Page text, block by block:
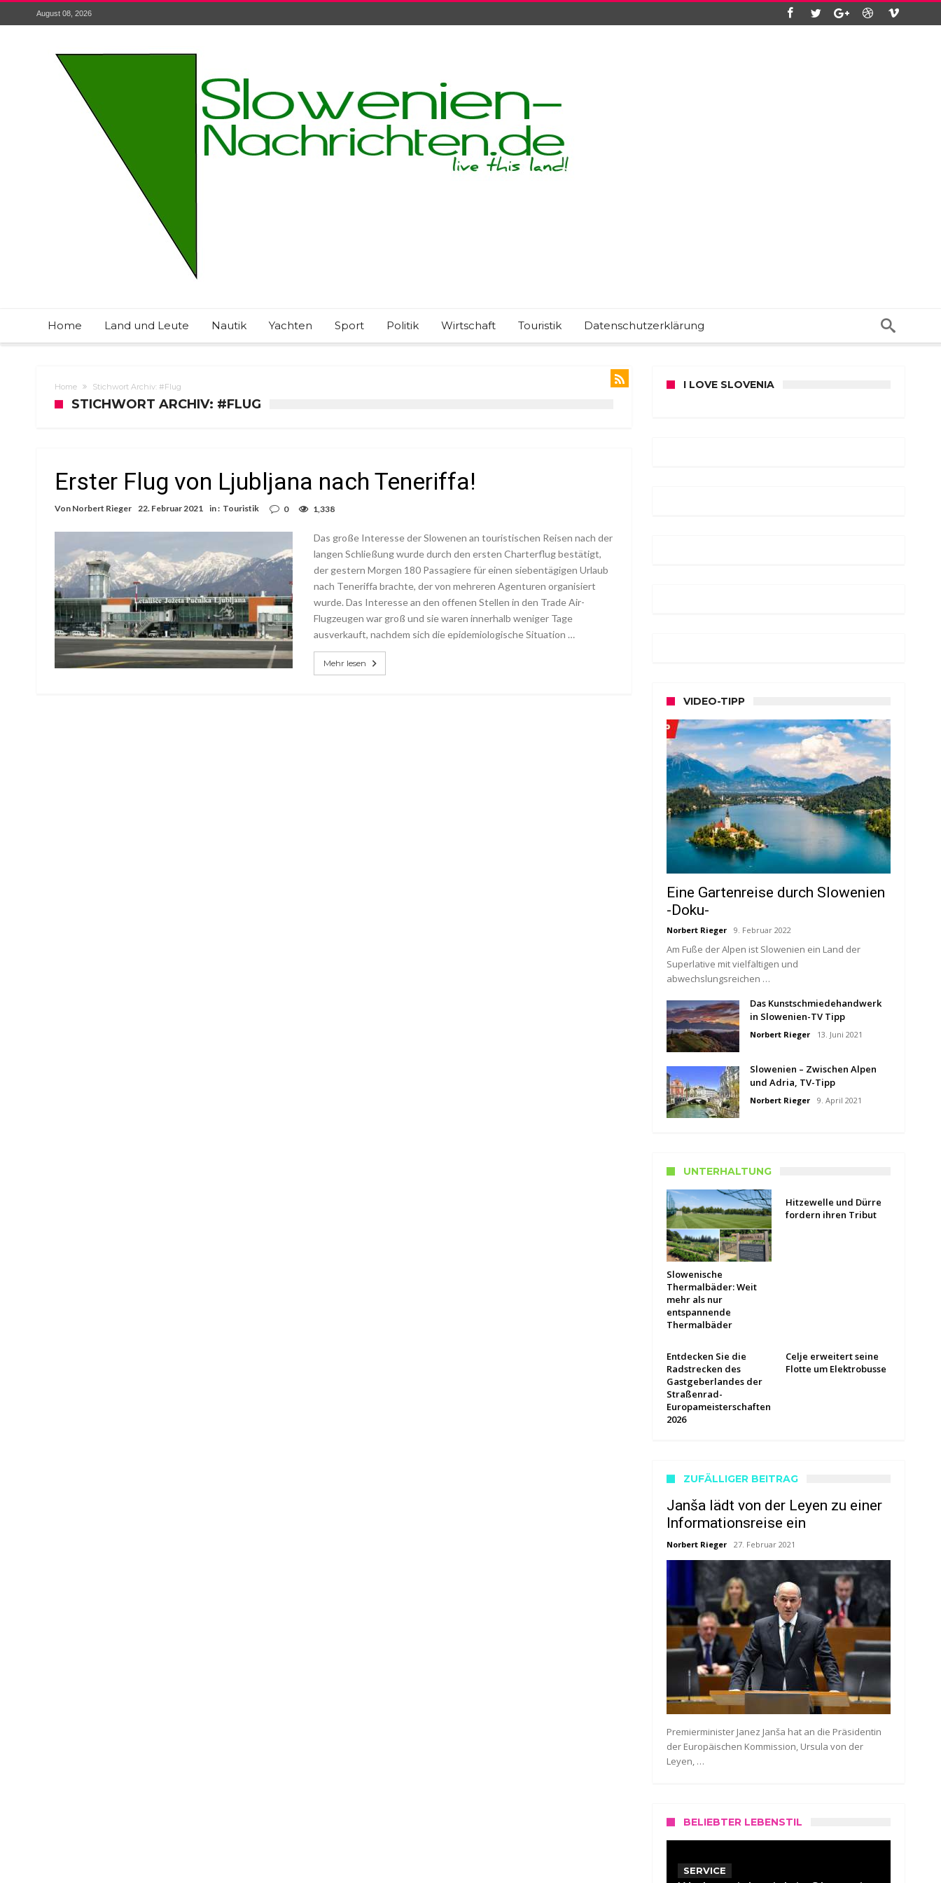
August 08, 2026
Home Land und Leute Nautik Yachten Sport Politik Wirtschaft Touristik Datenschutzerklärung
Home Stichwort Archiv: #Flug
STICHWORT ARCHIV: #FLUG
Erster Flug von Ljubljana nach Teneriffa!
Von Norbert Rieger 22. Februar 2021 in : Touristik 0 1,338
Das große Interesse der Slowenen an touristischen Reisen nach der
langen Schließung wurde durch den ersten Charterflug bestätigt,
der gestern Morgen 180 Passagiere für einen siebentägigen Urlaub
nach Teneriffa brachte, der von mehreren Agenturen organisiert
wurde. Das Interesse an den offenen Stellen in den Trade Air-
Flugzeugen war groß und sie waren innerhalb weniger Tage
ausverkauft, nachdem sich die epidemiologische Situation …
Mehr lesen
I LOVE SLOVENIA
VIDEO-TIPP
Eine Gartenreise durch Slowenien
-Doku-
Norbert Rieger 9. Februar 2022
Am Fuße der Alpen ist Slowenien ein Land der
Superlative mit vielfältigen und
abwechslungsreichen …
Das Kunstschmiedehandwerk
in Slowenien-TV Tipp
Norbert Rieger 13. Juni 2021
Slowenien – Zwischen Alpen
und Adria, TV-Tipp
Norbert Rieger 9. April 2021
UNTERHALTUNG
Slowenische
Thermalbäder: Weit
mehr als nur
entspannende
Thermalbäder
Hitzewelle und Dürre
fordern ihren Tribut
Entdecken Sie die
Radstrecken des
Gastgeberlandes der
Straßenrad-
Europameisterschaften
2026
Celje erweitert seine
Flotte um Elektrobusse
ZUFÄLLIGER BEITRAG
Janša lädt von der Leyen zu einer
Informationsreise ein
Norbert Rieger 27. Februar 2021
Premierminister Janez Janša hat an die Präsidentin
der Europäischen Kommission, Ursula von der
Leyen, …
BELIEBTER LEBENSTIL
SERVICE